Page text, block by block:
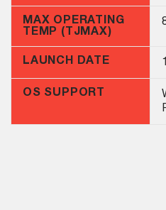
MAX OPERATING
TEMP (TJMAX)
LAUNCH DATE
OS SUPPORT